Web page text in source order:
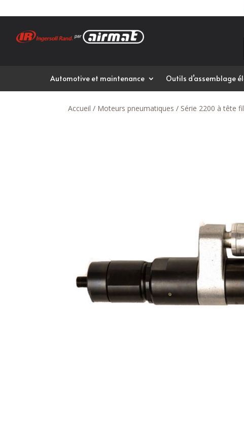
Automotive et maintenance Outils d’assemblage
Accueil / Moteurs pneumatiques / Série 2200 à tête